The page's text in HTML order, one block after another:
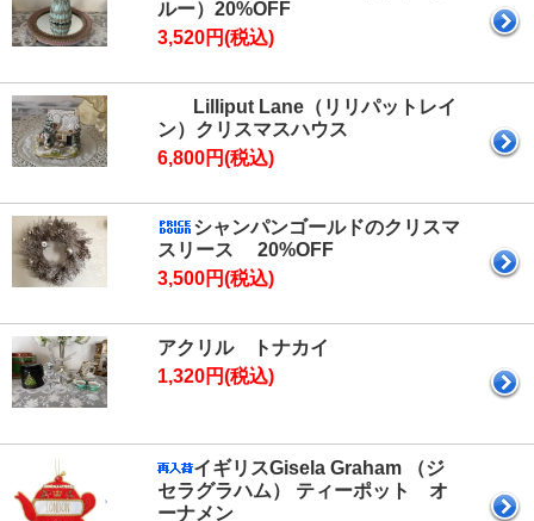
ルー）20%OFF
3,520円(税込)
Lilliput Lane（リリパットレイ
ン）クリスマスハウス
6,800円(税込)
シャンパンゴールドのクリスマ
スリース 20%OFF
3,500円(税込)
アクリル トナカイ
1,320円(税込)
イギリスGisela Graham （ジ
セラグラハム） ティーポット オ
ーナメン